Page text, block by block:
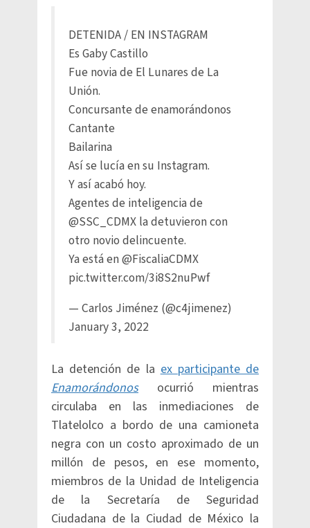
DETENIDA / EN INSTAGRAM
Es Gaby Castillo
Fue novia de El Lunares de La
Unión.
Concursante de enamorándonos
Cantante
Bailarina
Así se lucía en su Instagram.
Y así acabó hoy.
Agentes de inteligencia de
@SSC_CDMX la detuvieron con
otro novio delincuente.
Ya está en@FiscaliaCDMX
pic.twitter.com/3i8S2nuPwf
— Carlos Jiménez (@c4jimenez)
January 3, 2022
La detención de laex participante de
Enamorándonosocurrió mientras
circulaba en las inmediaciones de
Tlatelolco a bordo de una camioneta
negra con un costo aproximado de un
millón de pesos, en ese momento,
miembros de la Unidad de Inteligencia
de la Secretaría de Seguridad
Ciudadana de la Ciudad de México la